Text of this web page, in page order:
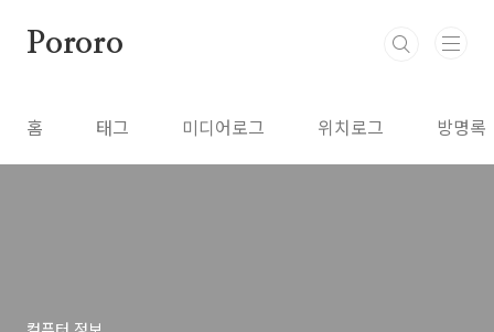
Pororo
홈 태그 미디어로그 위치로그 방명록